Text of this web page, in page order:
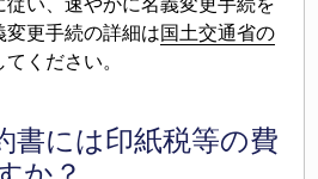
い、速やかに名義変更手続を
更手続の詳細は国土交通省の
ください。
書には印紙税等の費